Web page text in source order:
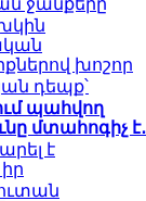
խոշոր
դեպք՝
պահվող
մտահոգիչ է․
է